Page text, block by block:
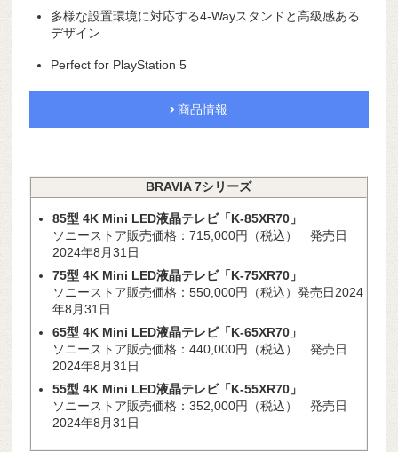
多様な設置環境に対応する4-Wayスタンドと高級感ある
デザイン
Perfect for PlayStation 5
商品情報
BRAVIA 7シリーズ
85型 4K Mini LED液晶テレビ「K-85XR70」
ソニーストア販売価格：715,000円（税込） 発売日
2024年8月31日
75型 4K Mini LED液晶テレビ「K-75XR70」
ソニーストア販売価格：550,000円（税込）発売日2024
年8月31日
65型 4K Mini LED液晶テレビ「K-65XR70」
ソニーストア販売価格：440,000円（税込） 発売日
2024年8月31日
55型 4K Mini LED液晶テレビ「K-55XR70」
ソニーストア販売価格：352,000円（税込） 発売日
2024年8月31日